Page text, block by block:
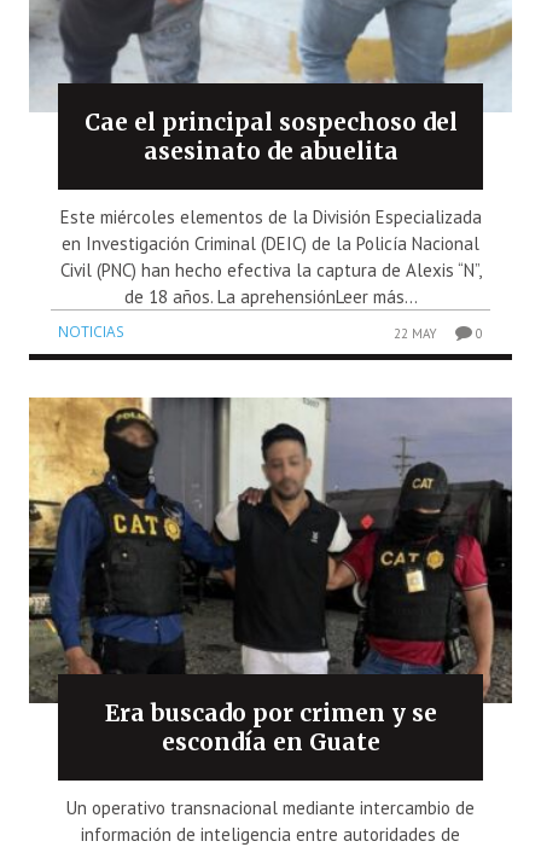
Cae el principal sospechoso del
asesinato de abuelita
Este miércoles elementos de la División Especializada
en Investigación Criminal (DEIC) de la Policía Nacional
Civil (PNC) han hecho efectiva la captura de Alexis “N”,
de 18 años. La aprehensiónLeer más...
NOTICIAS 22 MAY 0
Era buscado por crimen y se
escondía en Guate
Un operativo transnacional mediante intercambio de
información de inteligencia entre autoridades de